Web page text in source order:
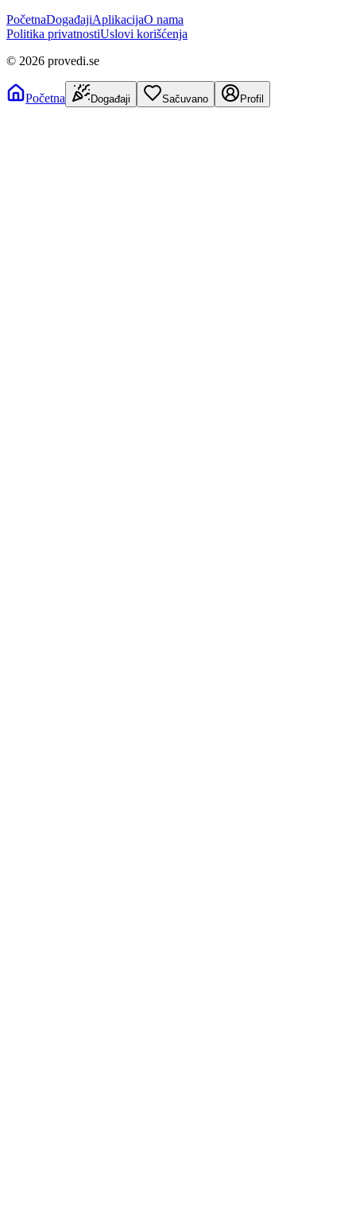
PočetnaDogađajiAplikacijaO nama
Politika privatnostiUslovi korišćenja
© 2026 provedi.se
Početna Događaji Sačuvano Profil